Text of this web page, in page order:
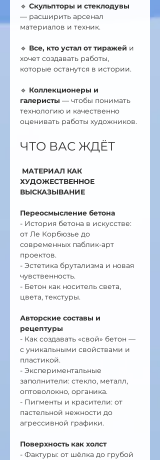
🔹 Скульпторы и стеклодувы
— расширить арсенал
материалов и техник.
🔹 Все, кто устал от тиражей и
хочет создавать работы,
которые останутся в истории.
🔹 Коллекционеры и
галеристы — чтобы понимать
технологию и качественно
оценивать работы художников.
ЧТО ВАС ЖДЁТ
МАТЕРИАЛ КАК
ХУДОЖЕСТВЕННОЕ
ВЫСКАЗЫВАНИЕ
Переосмысление бетона
- История бетона в искусстве:
от Ле Корбюзье до
современных паблик-арт
проектов.
- Эстетика брутализма и новая
чувственность.
- Бетон как носитель света,
цвета, текстуры.
Авторские составы и
рецептуры
- Как создавать «свой» бетон —
с уникальными свойствами и
пластикой.
- Экспериментальные
заполнители: стекло, металл,
оптоволокно, органика.
- Пигменты и красители: от
пастельной нежности до
агрессивной графики.
Поверхность как холст
- Фактуры: от шёлка до грубой